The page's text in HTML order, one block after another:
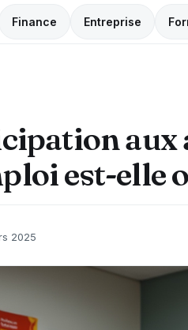
Finance Entreprise
aux
est-elle
2025